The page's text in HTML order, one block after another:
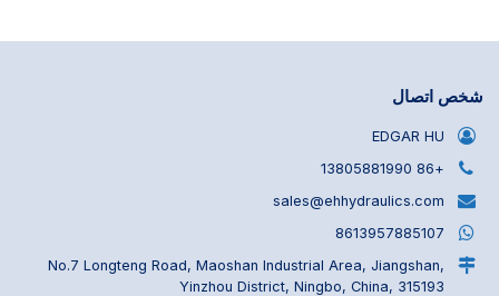
شخص اتصال
EDGAR HU
+86 13805881990
sales@ehhydraulics.com
8613957885107
No.7 Longteng Road, Maoshan Industrial Area, Jiangshan,
Yinzhou District, Ningbo, China, 315193